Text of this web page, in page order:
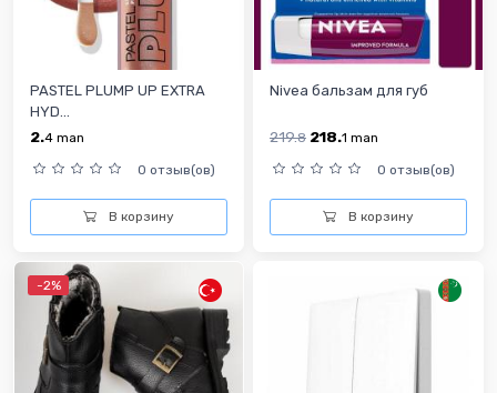
PASTEL PLUMP UP EXTRA
HYD...
2.4 man
0 отзыв(ов)
В корзину
Nivea бальзам для губ
219.8 218.1 man
0 отзыв(ов)
В корзину
-2%